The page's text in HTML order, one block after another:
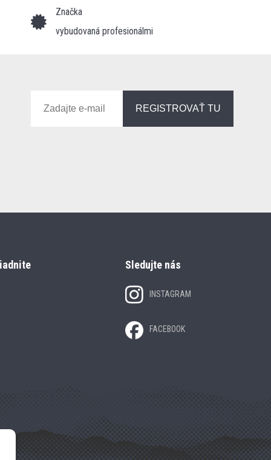
Značka
vybudovaná profesionálmi
REGISTROVAŤ TU
Sledujte nás
INSTAGRAM
FACEBOOK